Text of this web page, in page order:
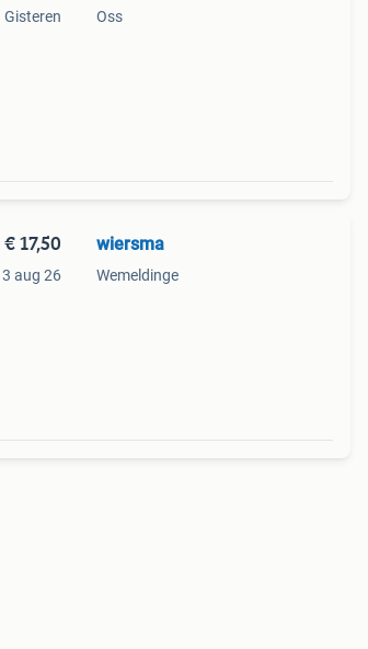
Gisteren Oss
€ 17,50
3 aug 26
wiersma
Wemeldinge